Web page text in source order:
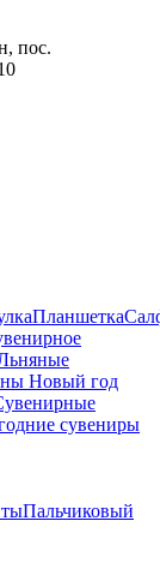
пос.
Планшетка
Новый год
сувениры
Пальчиковый